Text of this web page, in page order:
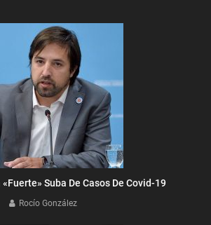
Suba De Casos De Covid-19
Rocío González